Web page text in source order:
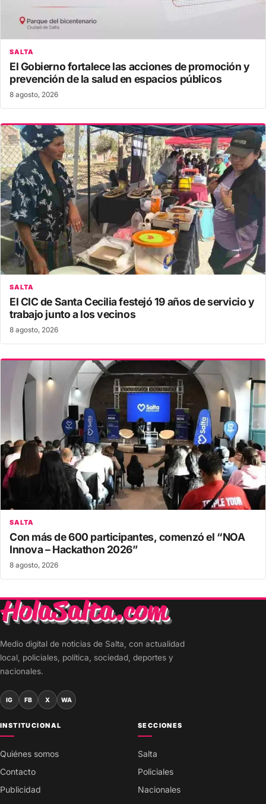
SALTA
El Gobierno fortalece las acciones de promoción y
prevención de la salud en espacios públicos
8 agosto, 2026
SALTA
El CIC de Santa Cecilia festejó 19 años de servicio y
trabajo junto a los vecinos
8 agosto, 2026
SALTA
Con más de 600 participantes, comenzó el “NOA
Innova – Hackathon 2026”
8 agosto, 2026
Medio digital de noticias de Salta, con actualidad
local, policiales, política, sociedad, deportes y
nacionales.
IG FB X WA
INSTITUCIONAL
Quiénes somos
Contacto
Publicidad
SECCIONES
Salta
Policiales
Nacionales